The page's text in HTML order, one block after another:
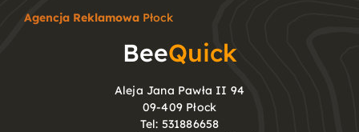
Agencja ReklamowaPłock
BeeQuick
Aleja Jana Pawła II 94
09-409 Płock
Tel: 531886658